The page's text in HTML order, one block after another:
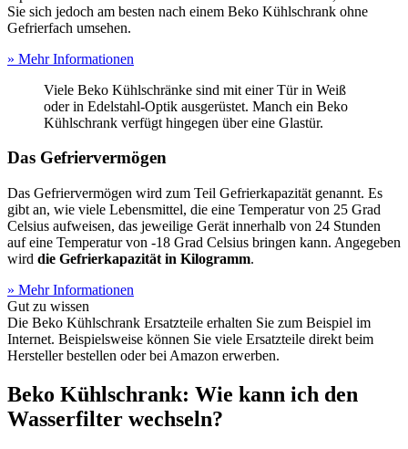
Sie sich jedoch am besten nach einem Beko Kühlschrank ohne
Gefrierfach umsehen.
» Mehr Informationen
Viele Beko Kühlschränke sind mit einer Tür in Weiß
oder in Edelstahl-Optik ausgerüstet. Manch ein Beko
Kühlschrank verfügt hingegen über eine Glastür.
Das Gefriervermögen
Das Gefriervermögen wird zum Teil Gefrierkapazität genannt. Es
gibt an, wie viele Lebensmittel, die eine Temperatur von 25 Grad
Celsius aufweisen, das jeweilige Gerät innerhalb von 24 Stunden
auf eine Temperatur von -18 Grad Celsius bringen kann. Angegeben
wird die Gefrierkapazität in Kilogramm.
» Mehr Informationen
Gut zu wissen
Die Beko Kühlschrank Ersatzteile erhalten Sie zum Beispiel im
Internet. Beispielsweise können Sie viele Ersatzteile direkt beim
Hersteller bestellen oder bei Amazon erwerben.
Beko Kühlschrank: Wie kann ich den
Wasserfilter wechseln?